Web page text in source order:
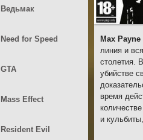
Max
линия и
столетия.
убийстве
время
и
Ведьмак
Need for Speed
GTA
Mass Effect
Resident Evil